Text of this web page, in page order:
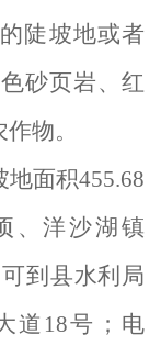
陡坡地或者
砂页岩、红
作物。
地面积455.68
、洋沙湖镇
到县水利局
道 18号 ；电